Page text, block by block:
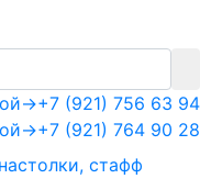
+7 (921) 756 63 94
+7 (921) 764 90 28
→
→
стафф